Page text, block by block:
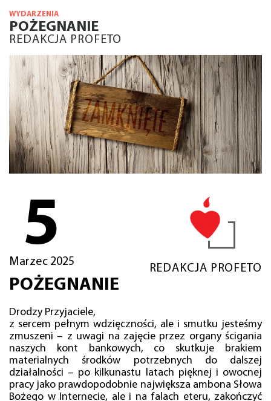
WYDARZENIA
POŻEGNANIE
REDAKCJA PROFETO
5
Marzec 2025
REDAKCJA PROFETO
POŻEGNANIE
Drodzy Przyjaciele,
z sercem pełnym wdzięczności, ale i smutku jesteśmy
zmuszeni – z uwagi na zajęcie przez organy ścigania
naszych kont bankowych, co skutkuje brakiem
materialnych środków potrzebnych do dalszej
działalności – po kilkunastu latach pięknej i owocnej
pracy jako prawdopodobnie największa ambona Słowa
Bożego w Internecie, ale i na falach eteru, zakończyć